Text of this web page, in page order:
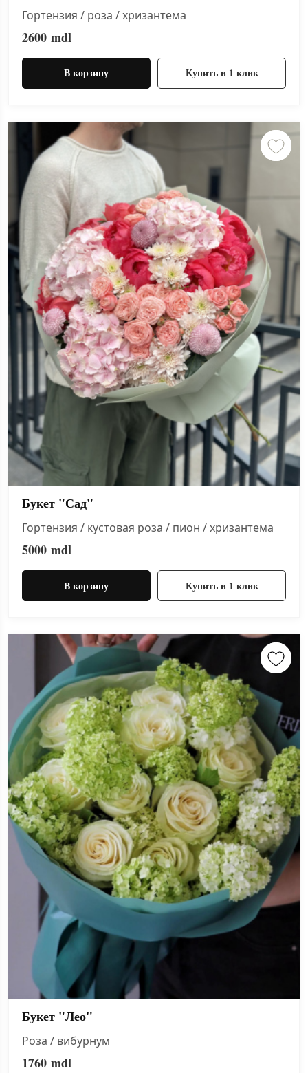
Гортензия / роза / хризантема
2600 mdl
В корзину Купить в 1 клик
Букет "Сад"
Гортензия / кустовая роза / пион / хризантема
5000 mdl
В корзину Купить в 1 клик
Букет "Лео"
Роза / вибурнум
1760 mdl